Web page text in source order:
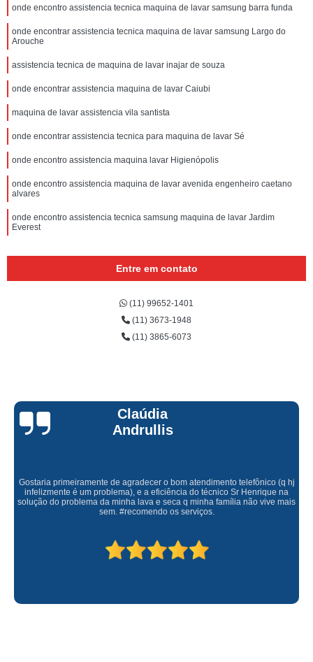
onde encontro assistencia tecnica maquina de lavar samsung barra funda
onde encontrar assistencia tecnica maquina de lavar samsung Largo do
Arouche
assistencia tecnica de maquina de lavar inajar de souza
onde encontrar assistencia maquina de lavar Caiubi
maquina de lavar assistencia vila santista
onde encontrar assistencia tecnica para maquina de lavar Sé
onde encontro assistencia maquina lavar Higienópolis
onde encontro assistencia maquina de lavar avenida engenheiro caetano
alvares
onde encontro assistencia tecnica samsung maquina de lavar Jardim
Everest
Entre em contato
(11) 99652-1401
(11) 3673-1948
(11) 3865-6073
Claúdia
Andrullis
Gostaria primeiramente de agradecer o bom atendimento telefônico (q hj
infelizmente é um problema), e a eficiência do técnico Sr Henrique na
solução do problema da minha lava e seca q minha família não vive mais
sem. #recomendo os serviços.